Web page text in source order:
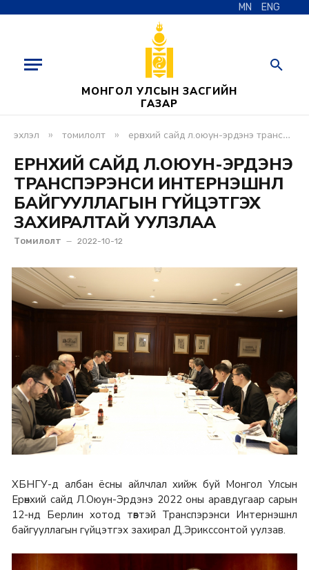
MN ENG
МОНГОЛ УЛСЫН ЗАСГИЙН
ГАЗАР
эхлэл » томилолт » ерөнхий сайд л.оюун-эрдэнэ транспэрэнси интернэшнл байгууллагын гүйцэтгэх захиралтай уулзлаа
ЕРӨНХИЙ САЙД Л.ОЮУН-ЭРДЭНЭ
ТРАНСПЭРЭНСИ ИНТЕРНЭШНЛ
БАЙГУУЛЛАГЫН ГҮЙЦЭТГЭХ
ЗАХИРАЛТАЙ УУЛЗЛАА
Томилолт 2022-10-12
ХБНГУ-д албан ёсны айлчлал хийж буй Монгол Улсын
Ерөнхий сайд Л.Оюун-Эрдэнэ 2022 оны аравдугаар сарын
12-нд Берлин хотод төвтэй Транспэрэнси Интернэшнл
байгууллагын гүйцэтгэх захирал Д.Эрикссонтой уулзав.